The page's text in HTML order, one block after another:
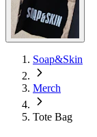
Soap&Skin
Merch
Tote Bag